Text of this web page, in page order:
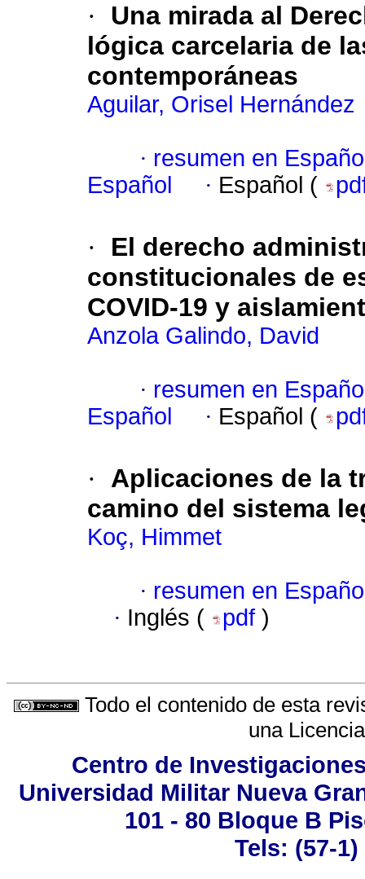
·
Una mirada al
lógica carcelaria de
contemporáneas
Aguilar, Orisel Hernández
· resumen en
Español
· Español (
·
El derecho
constitucionales de
COVID-19 y
Anzola Galindo, David
· resumen en
Español
· Español (
·
Aplicaciones de la
camino del sistema
Koç, Himmet
· resumen en
· Inglés ( pdf )
Todo el contenido de esta
una
Centro de
Universidad Militar Nueva
101 - 80 Bloque B
Tels: (57-1)